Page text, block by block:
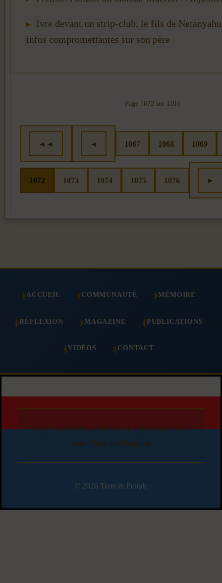
Ivre devant un strip-club, le fils de
infos compromettantes sur son père
Page 1072 sur 1103
◄◄ ◄ 1067 1068 1069
1072 1073 1074 1075 1076 ►
ACCUEIL COMMUNAUTÉ MÉMOIRE
RÉFLEXION MAGAZINE PUBLICATIONS
VIDÉOS CONTACT
Copie d'article autorisée en affichant le lien
vers l'article d'origine
© 2026 Terre & Peuple